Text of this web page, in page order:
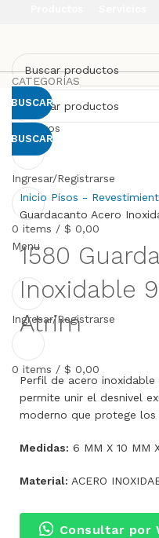
BUSCAR
Favoritos
Ingresar/Registrarse
0 items / $ 0,00
Menu
Ingresar/Registrarse
0 items / $ 0,00
CATEGORÍAS
BUSCAR
Click to enlarge
Inicio Pisos -
Guardacanto Acero
1580
Inoxidable
Atrim
Perfil de acero
permite unir el desnivel
moderno que protege los
Medidas: 6 MM X 10 MM
Material: ACERO
Consultar por